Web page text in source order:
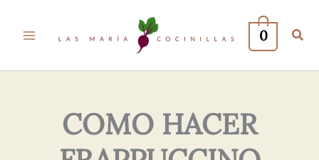
0
COMO HACER
Electrónico*